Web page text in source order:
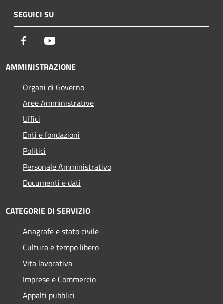
SEGUICI SU
Facebook
AMMINISTRAZIONE
Organi di Governo
Aree Amministrative
Uffici
Enti e fondazioni
Politici
Personale Amministrativo
Documenti e dati
CATEGORIE DI SERVIZIO
Anagrafe e stato civile
Cultura e tempo libero
Vita lavorativa
Imprese e Commercio
Appalti pubblici